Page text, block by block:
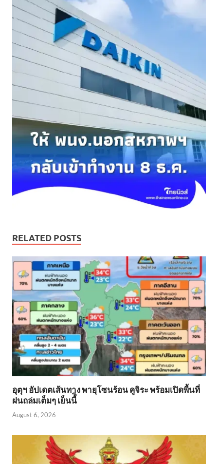
RELATED POSTS
อุตุฯ อัปเดตเส้นทาง พายุโซนร้อน คูจิระ พร้อมเปิดพื้นที่
ฝนถล่มเต็มๆ เย็นนี้ิ
August 6, 2026